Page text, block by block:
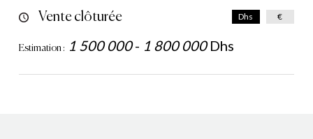
Vente clôturée
Estimation : 1 500 000- 1 800 000Dhs
Dhs €